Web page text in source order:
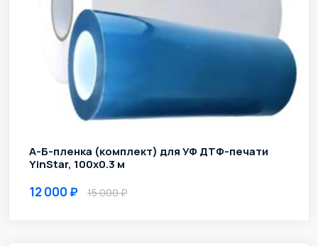
А-Б-пленка (комплект) для УФ ДТФ-печати
YinStar, 100х0.3 м
12 000 15 000